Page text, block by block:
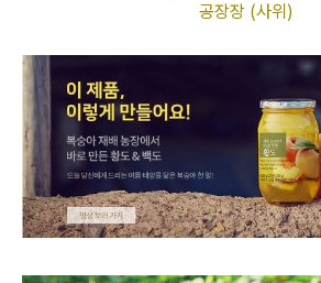
공장장 (사위)